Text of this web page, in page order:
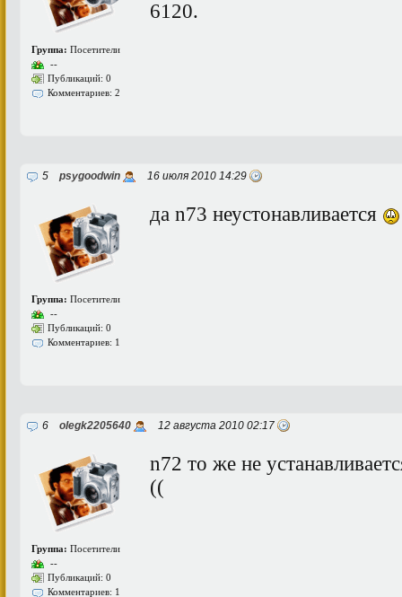
Группа: Посетители
--
Публикаций: 0
Комментариев: 2
6120.
5 psygoodwin 16 июля 2010 14:29
Группа: Посетители
--
Публикаций: 0
Комментариев: 1
да n73 неустонавливается
6 olegk2205640 12 августа 2010 02:17
Группа: Посетители
--
Публикаций: 0
Комментариев: 1
n72 то же не
((